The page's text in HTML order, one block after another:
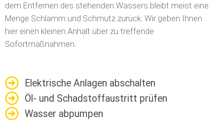
dem Entfernen des stehenden Wassers bleibt meist eine
Menge Schlamm und Schmutz zurück. Wir geben Ihnen
hier einen kleinen Anhalt über zu treffende
Sofortmaßnahmen.
Elektrische Anlagen abschalten
Öl- und Schadstoffaustritt prüfen
Wasser abpumpen